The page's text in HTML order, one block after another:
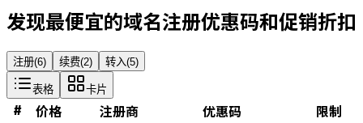
发现最便宜的域名注册优惠码和促销折扣
注册(6) 续费(2) 转入(5)
表格 卡片
# 价格 注册商 优惠码 限制